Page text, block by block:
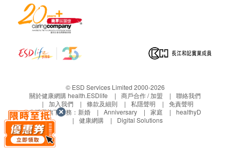
© ESD Services Limited 2000-2026
關於健康網購 health.ESDlife
商戶合作 / 加盟
聯絡我們
加入我們
條款及細則 私隱聲明
免責聲明
生活易旗下業務： 新婚 Anniversary 家庭
healthyD
健康網購
Digital Solutions